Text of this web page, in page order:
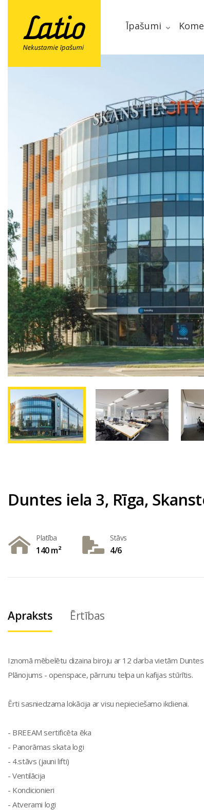
Īpašumi
Duntes iela 3, Rīga,
Platība
140 m²
Stāvs
4/6
Apraksts Ērtības
Iznomā mēbelētu dizaina biroju ar 12 darba vietām
Plānojums - openspace, pārrunu telpa un kafijas stūrītis.
Ērti sasniedzama lokācija ar visu nepieciešamo ikdienai.
- BREEAM sertificēta ēka
- Panorāmas skata logi
- 4.stāvs (jauni lifti)
- Ventilācija
- Kondicionieri
- Atverami logi